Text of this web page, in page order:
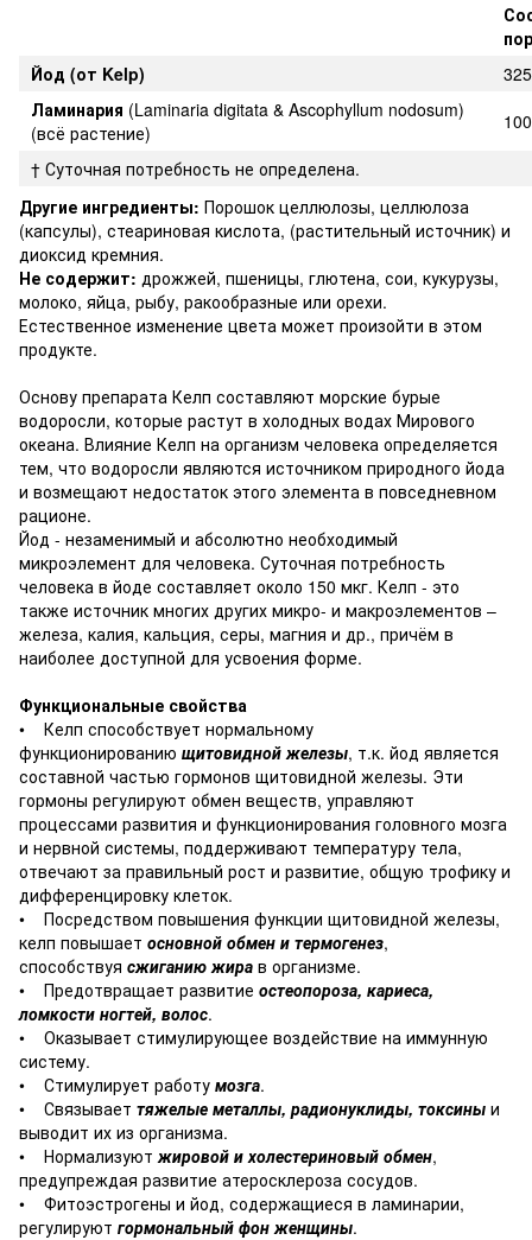
Йод (от Kelp)
Ламинария (Laminaria digitata & Ascophyllum nodosum)
(всё растение)
† Суточная потребность не определена.
Другие ингредиенты: Порошок целлюлозы, целлюлоза
(капсулы), стеариновая кислота, (растительный источник) и
диоксид кремния.
Не содержит: дрожжей, пшеницы, глютена, сои, кукурузы,
молоко, яйца, рыбу, ракообразные или орехи.
Естественное изменение цвета может произойти в этом
продукте.
Основу препарата Келп составляют морские бурые
водоросли, которые растут в холодных водах Мирового
океана. Влияние Келп на организм человека определяется
тем, что водоросли являются источником природного йода
и возмещают недостаток этого элемента в повседневном
рационе.
Йод - незаменимый и абсолютно необходимый
микроэлемент для человека. Суточная потребность
человека в йоде составляет около 150 мкг. Келп - это
также источник многих других микро- и макроэлементов –
железа, калия, кальция, серы, магния и др., причём в
наиболее доступной для усвоения форме.
Функциональные свойства
• Келп способствует нормальному
функционированию щитовидной железы, т.к. йод является
составной частью гормонов щитовидной железы. Эти
гормоны регулируют обмен веществ, управляют
процессами развития и функционирования головного мозга
и нервной системы, поддерживают температуру тела,
отвечают за правильный рост и развитие, общую трофику и
дифференцировку клеток.
• Посредством повышения функции щитовидной железы,
келп повышает основной обмен и термогенез,
способствуя сжиганию жира в организме.
• Предотвращает развитие остеопороза, кариеса,
ломкости ногтей, волос.
• Оказывает стимулирующее воздействие на иммунную
систему.
• Стимулирует работу мозга.
• Связывает тяжелые металлы, радионуклиды, токсины и
выводит их из организма.
• Нормализуют жировой и холестериновый обмен,
предупреждая развитие атеросклероза сосудов.
• Фитоэстрогены и йод, содержащиеся в ламинарии,
регулируют гормональный фон женщины.